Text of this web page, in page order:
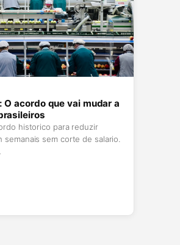
O acordo que vai mudar a
historico para reduzir
semanais sem corte de salario.